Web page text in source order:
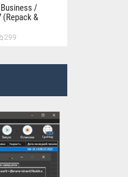
/
(Repack &
299